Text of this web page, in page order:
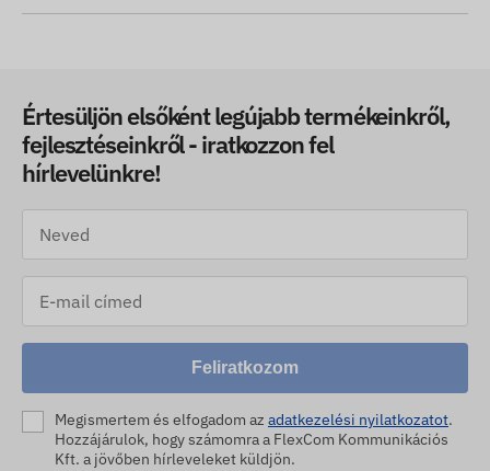
Értesüljön elsőként legújabb termékeinkről,
fejlesztéseinkről - iratkozzon fel
hírlevelünkre!
Feliratkozom
Megismertem és elfogadom az adatkezelési nyilatkozatot.
Hozzájárulok, hogy számomra a FlexCom Kommunikációs
Kft. a jövőben hírleveleket küldjön.